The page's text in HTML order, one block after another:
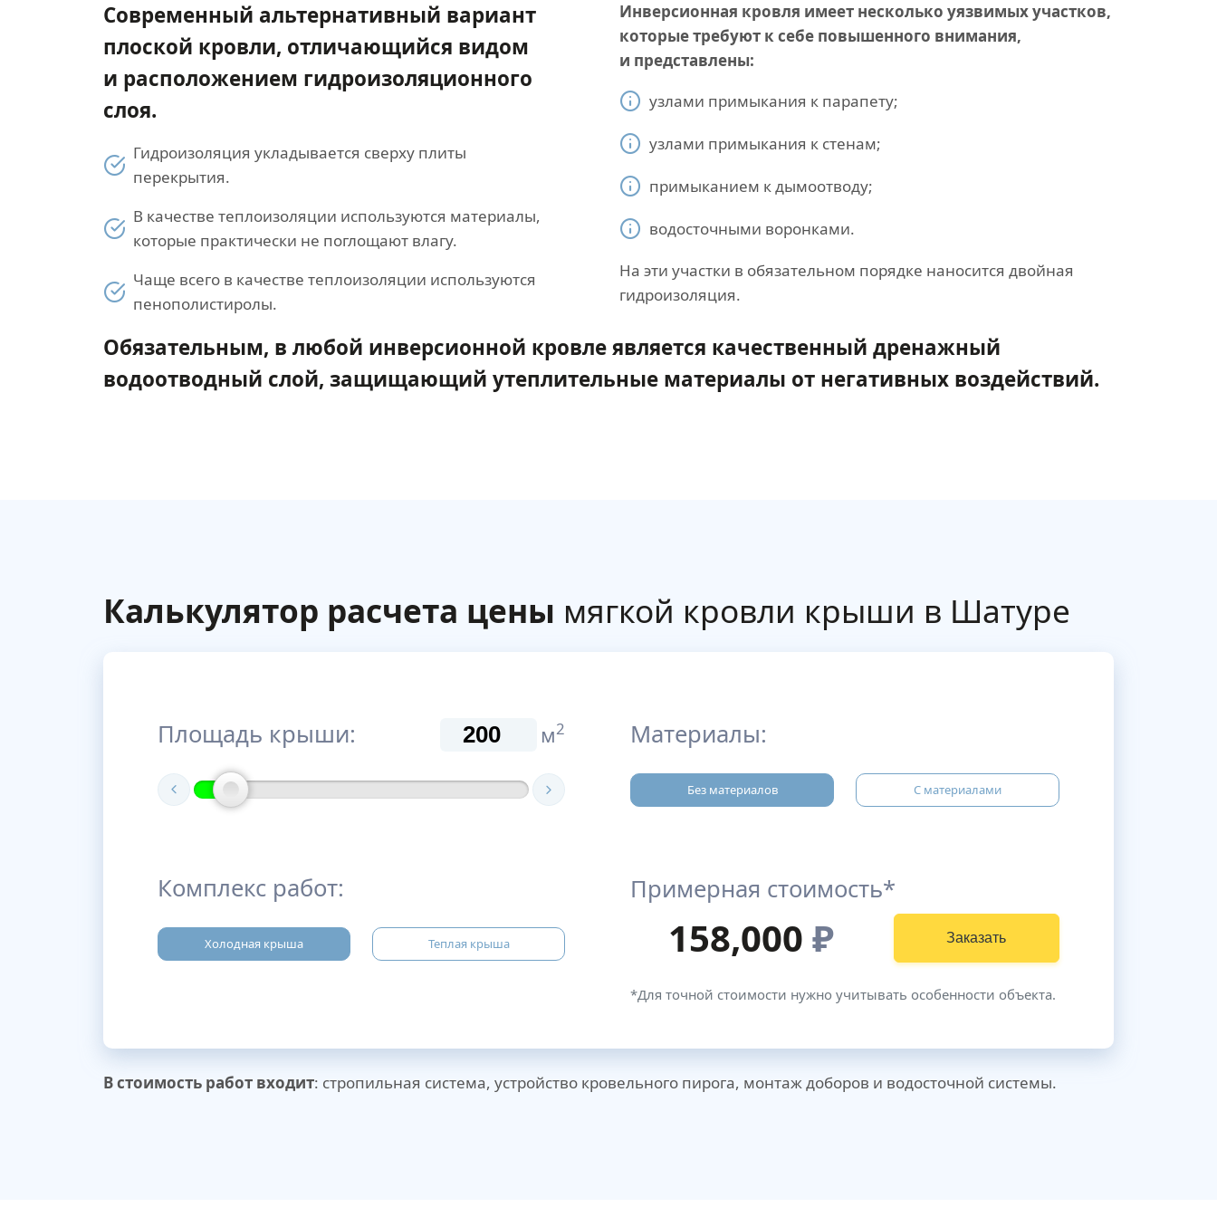
Современный альтернативный вариант
плоской кровли, отличающийся видом
и расположением гидроизоляционного
слоя.
Гидроизоляция укладывается сверху плиты
перекрытия.
В качестве теплоизоляции используются материалы,
которые практически не поглощают влагу.
Чаще всего в качестве теплоизоляции используются
пенополистиролы.
Инверсионная кровля имеет несколько уязвимых участков,
которые требуют к себе повышенного внимания,
и представлены:
узлами примыкания к парапету;
узлами примыкания к стенам;
примыканием к дымоотводу;
водосточными воронками.
На эти участки в обязательном порядке наносится двойная
гидроизоляция.
Обязательным, в любой инверсионной кровле является качественный дренажный
водоотводный слой, защищающий утеплительные материалы от негативных воздействий.
Калькулятор расчета цены мягкой кровли крыши в Шатуре
Площадь крыши: м2
Комплекс работ:
Холодная крыша Теплая крыша
Материалы:
Без материалов С материалами
Примерная стоимость*
158,000 ₽ Заказать
*Для точной стоимости нужно учитывать особенности объекта.
В стоимость работ входит: стропильная система, устройство кровельного пирога, монтаж доборов и водосточной системы.